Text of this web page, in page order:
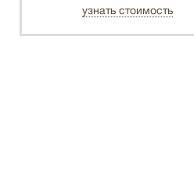
узнать стоимость